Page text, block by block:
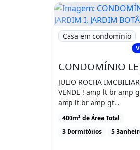
Imagem:
Casa em condomínio
JULIO ROCHA
VENDE ! amp lt br amp
amp lt br amp gt
MARAVILHOSA CASA
NO CONDOMÍNIO [...]
400m² de Área Total
3 Dormitórios
5